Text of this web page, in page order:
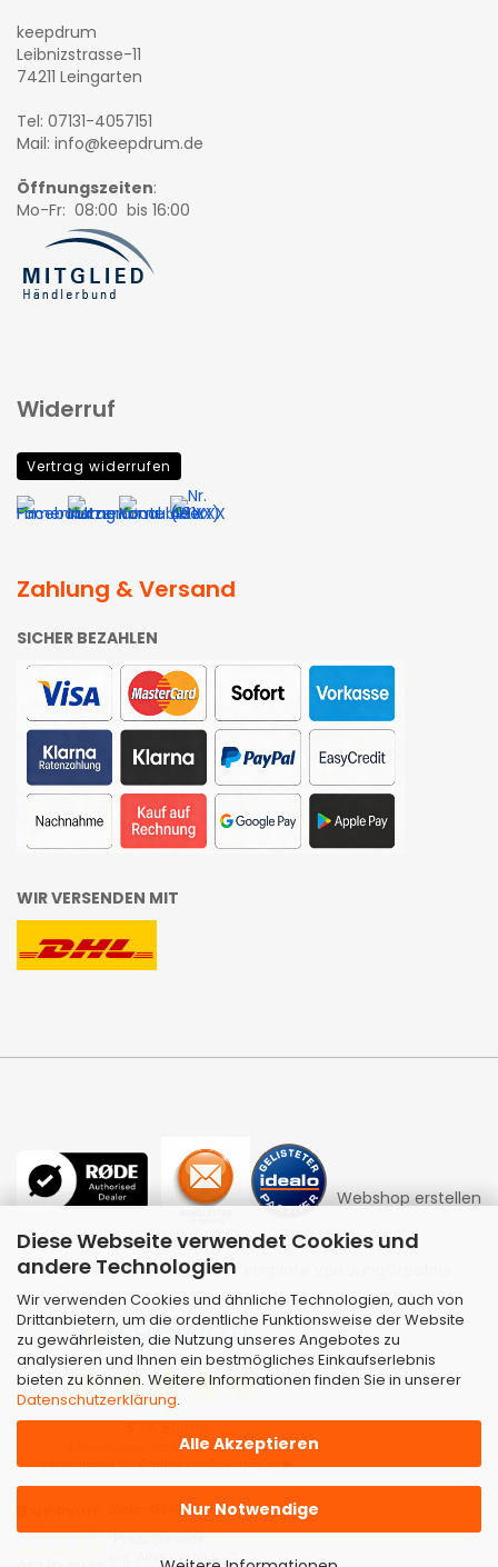
Diese Webseite verwendet Cookies und
andere Technologien
Wir verwenden Cookies und ähnliche Technologien, auch von
Drittanbietern, um die ordentliche Funktionsweise der Website
zu gewährleisten, die Nutzung unseres Angebotes zu
analysieren und Ihnen ein bestmögliches Einkaufserlebnis
bieten zu können. Weitere Informationen finden Sie in unserer
Datenschutzerklärung.
Alle Akzeptieren
Nur Notwendige
keepdrum
Leibnizstrasse-11
74211 Leingarten
Tel: 07131-4057151
Mail: info@keepdrum.de
Öffnungszeiten:
Mo-Fr: 08:00 bis 16:00
Widerruf
Vertrag widerrufen
Zahlung & Versand
SICHER BEZAHLEN
WIR VERSENDEN MIT
Webshop erstellen
mit Gambio.de © 2026 | Template von